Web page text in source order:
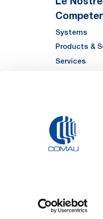
Systems
Products &
Services